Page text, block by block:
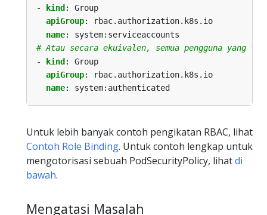
-
kind :
Group
apiGroup:
rbac.authorization.k8s.io
name:
system:serviceaccounts
# Atau secara ekuivalen, semua pengguna yang
-
kind :
Group
apiGroup:
rbac.authorization.k8s.io
name: system:authenticated
Untuk lebih banyak contoh pengikatan RBAC, lihat
Contoh Role Binding. Untuk contoh lengkap untuk
mengotorisasi sebuah PodSecurityPolicy, lihatdi
bawah.
Mengatasi Masalah